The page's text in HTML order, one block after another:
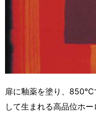
扉に釉薬を塗り、850℃
して生まれる高品位ホー